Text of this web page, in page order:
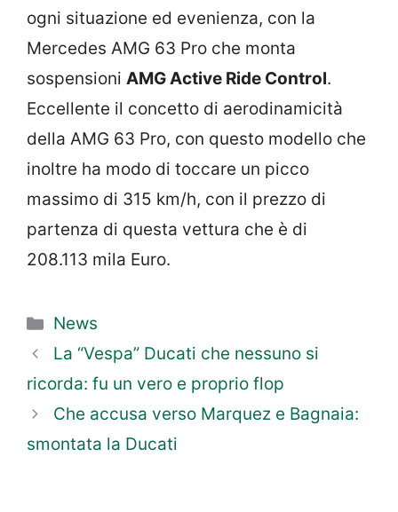
ogni situazione ed evenienza, con la
Mercedes AMG 63 Pro che monta
sospensioni AMG Active Ride Control.
Eccellente il concetto di aerodinamicità
della AMG 63 Pro, con questo modello che
inoltre ha modo di toccare un picco
massimo di 315 km/h, con il prezzo di
partenza di questa vettura che è di
208.113 mila Euro.
Categorie
News
La “Vespa” Ducati che nessuno si
ricorda: fu un vero e proprio flop
Che accusa verso Marquez e Bagnaia:
smontata la Ducati